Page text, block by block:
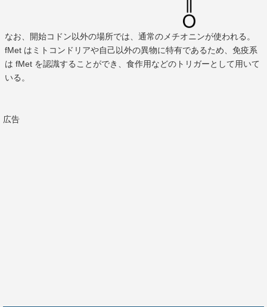
なお、開始コドン以外の場所では、通常のメチオニンが使われる。
fMet はミトコンドリアや自己以外の異物に特有であるため、免疫系
は fMet を認識することができ、食作用などのトリガーとして用いて
いる。
広告